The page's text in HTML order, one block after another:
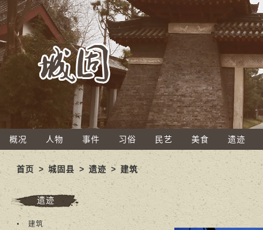
概况 人物 事件 习俗 民艺 美食 遗迹
首页 >城固县 > 遗迹 > 建筑
遗迹
建筑